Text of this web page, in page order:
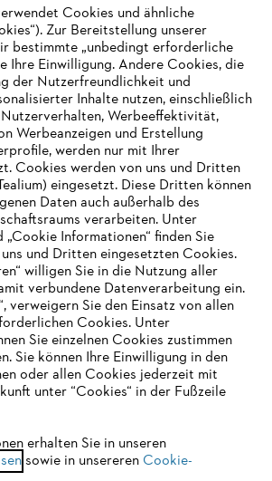
WIRD NICHT
unserer Seite empfehlen wir Ihnen, zu
Browser zu wechseln:
Cookies und ähnliche
Zur Bereitstellung unserer
bestimmte „unbedingt erforderliche
Ihre Einwilligung. Andere Cookies, die
der Nutzerfreundlichkeit und
Inhalte nutzen, einschließlich
Werbeeffektivität,
Werbeanzeigen und Erstellung
werden nur mit Ihrer
Cookies werden von uns und Dritten
eingesetzt. Diese Dritten können
Daten auch außerhalb des
verarbeiten. Unter
„Cookie Informationen“ finden Sie
und Dritten eingesetzten Cookies.
willigen Sie in die Nutzung aller
verbundene Datenverarbeitung ein.
verweigern Sie den Einsatz von allen
Cookies. Unter
Sie einzelnen Cookies zustimmen
Sie können Ihre Einwilligung in den
oder allen Cookies jederzeit mit
unter “Cookies“ in der Fußzeile
erhalten Sie in unseren
sowie in unsereren Cookie-